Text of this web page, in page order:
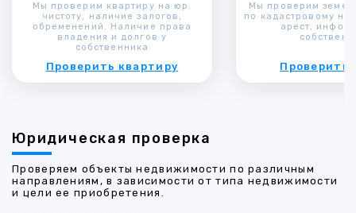
Мы проверим квартиру на юр.
чистоту, наличие залогов,
обременений. Наличие права
владения и долгов у
собственника
Проверить квартиру
Мы проверим
по кадастровому
арест,
Проверить
Юридическая проверка
Проверяем объекты недвижимости по различным
направлениям, в зависимости от типа недвижимости
и цели ее приобретения.